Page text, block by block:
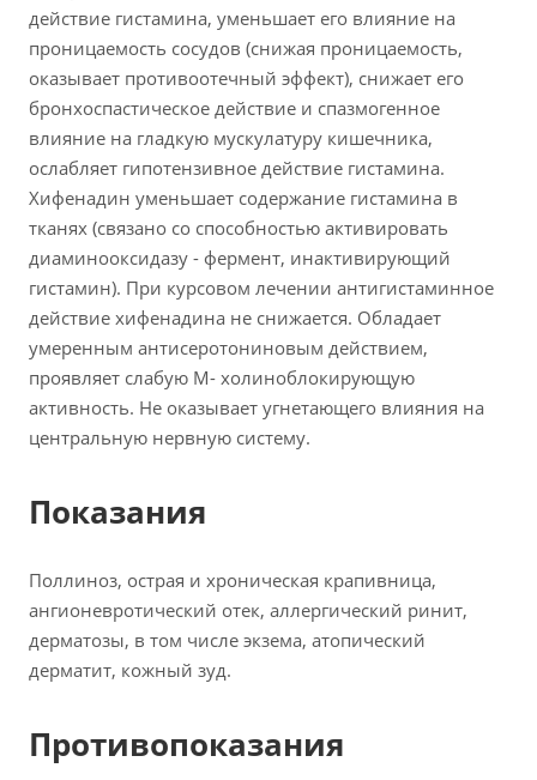
действие гистамина, уменьшает его влияние на
проницаемость сосудов (снижая проницаемость,
оказывает противоотечный эффект), снижает его
бронхоспастическое действие и спазмогенное
влияние на гладкую мускулатуру кишечника,
ослабляет гипотензивное действие гистамина.
Хифенадин уменьшает содержание гистамина в
тканях (связано со способностью активировать
диаминооксидазу - фермент, инактивирующий
гистамин). При курсовом лечении антигистаминное
действие хифенадина не снижается. Обладает
умеренным антисеротониновым действием,
проявляет слабую М- холиноблокирующую
активность. Не оказывает угнетающего влияния на
центральную нервную систему.
Показания
Поллиноз, острая и хроническая крапивница,
ангионевротический отек, аллергический ринит,
дерматозы, в том числе экзема, атопический
дерматит, кожный зуд.
Противопоказания